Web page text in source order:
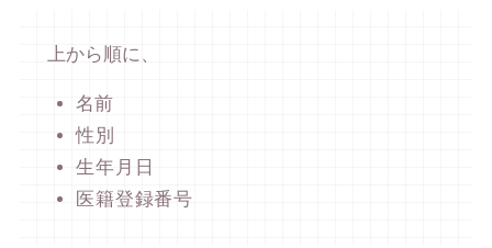
上から順に、
名前
性別
生年月日
医籍登録番号